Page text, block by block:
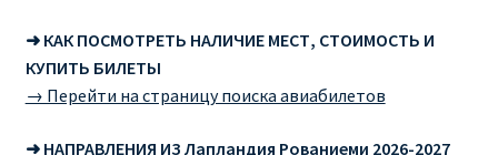
Информация по бронированию билетов Ryanair
КАК НАЙТИ ДЕШЕВЫЙ БИЛЕТ
➜ КАК ПОСМОТРЕТЬ НАЛИЧИЕ МЕСТ, СТОИМОСТЬ И
КУПИТЬ БИЛЕТЫ
→ Перейти на страницу поиска авиабилетов
➜ НАПРАВЛЕНИЯ ИЗ Лапландия Рованиеми 2026-2027